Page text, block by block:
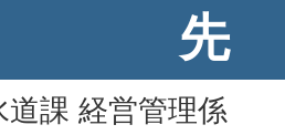
先
道課 経営管理係